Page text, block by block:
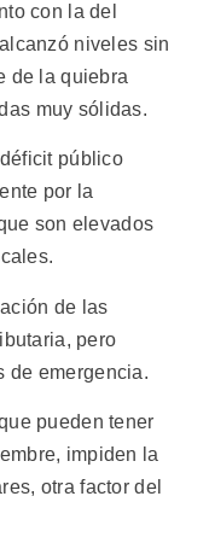
con la del
niveles sin
de la quiebra
muy sólidas.
público
por la
son elevados
de las
pero
de emergencia.
pueden tener
impiden la
otra factor del